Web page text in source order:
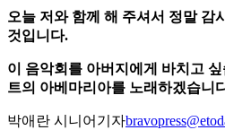
오늘 저와 함께 해 주셔서 정말 감
것입니다.
이 음악회를 아버지에게 바치고
트의 아베마리아를 노래하겠습니
박애란 시니어기자